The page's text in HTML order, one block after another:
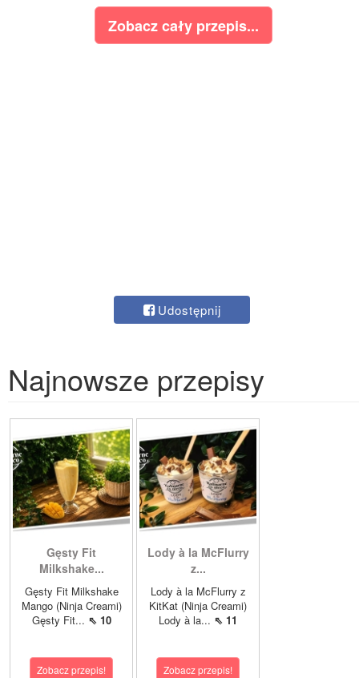
Zobacz cały przepis...
Udostępnij
Najnowsze przepisy
Gęsty Fit
Milkshake...
Gęsty Fit Milkshake
Mango (Ninja Creami)
Gęsty Fit... ⇖ 10
Zobacz przepis!
Lody à la McFlurry
z...
Lody à la McFlurry z
KitKat (Ninja Creami)
Lody à la... ⇖ 11
Zobacz przepis!